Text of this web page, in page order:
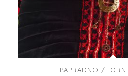
PAPRADNO /